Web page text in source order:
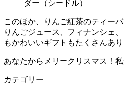
ダー（シードル）
このほか、りんご紅茶のティー
りんごジュース、フィナンシェ
もかわいいギフトもたくさんあり
あなたからメリークリスマス！
カテゴリー